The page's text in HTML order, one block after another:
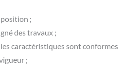
;
des travaux ;
caractéristiques sont conformes
;